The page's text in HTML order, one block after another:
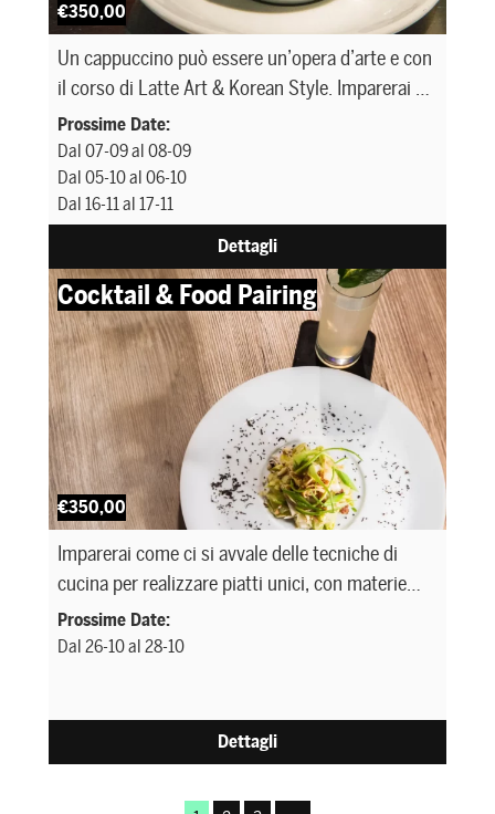
€350,00
Un cappuccino può essere un’opera d’arte e con
il corso di Latte Art & Korean Style. Imparerai a
realizzare creazioni uniche e rendere speciali i
tuoi prodotti
Prossime Date:
Dal 07-09 al 08-09
Dal 05-10 al 06-10
Dal 16-11 al 17-11
Dettagli
Cocktail & Food Pairing
€350,00
Imparerai come ci si avvale delle tecniche di
cucina per realizzare piatti unici, con materie
prime del territorio, da abbinare ai tuoi Cocktail.
Prossime Date:
Dal 26-10 al 28-10
Dettagli